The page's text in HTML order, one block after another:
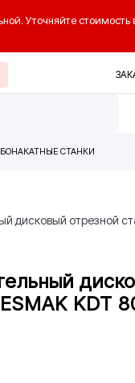
Уточняйте стоимость
СТАНКИ
дисковый отрезной
KDT